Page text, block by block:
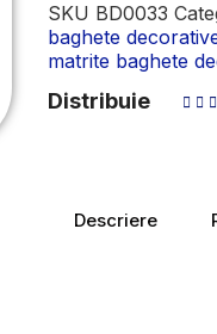
SKU BD0033
baghete
matrite baghete
Distribuie
Descriere